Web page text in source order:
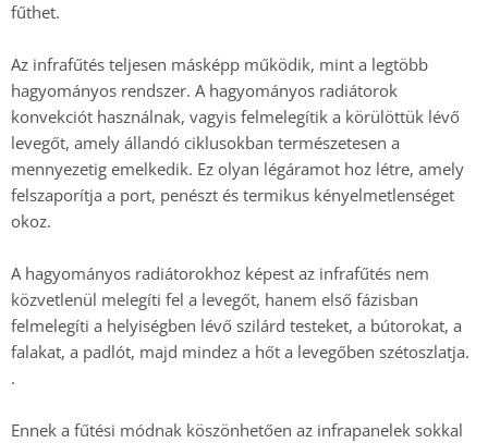
fűthet.
Az infrafűtés teljesen másképp működik, mint a legtöbb
hagyományos rendszer. A hagyományos radiátorok
konvekciót használnak, vagyis felmelegítik a körülöttük lévő
levegőt, amely állandó ciklusokban természetesen a
mennyezetig emelkedik. Ez olyan légáramot hoz létre, amely
felszaporítja a port, penészt és termikus kényelmetlenséget
okoz.
A hagyományos radiátorokhoz képest az infrafűtés nem
közvetlenül melegíti fel a levegőt, hanem első fázisban
felmelegíti a helyiségben lévő szilárd testeket, a bútorokat, a
falakat, a padlót, majd mindez a hőt a levegőben szétoszlatja.
.
Ennek a fűtési módnak köszönhetően az infrapanelek sokkal